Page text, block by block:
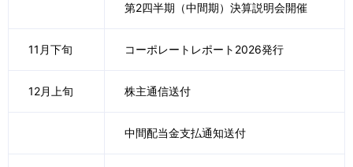
第2四半期（中間期）決算説明会開催
11月下旬 コーポレートレポート2026発行
12月上旬 株主通信送付
中間配当金支払通知送付